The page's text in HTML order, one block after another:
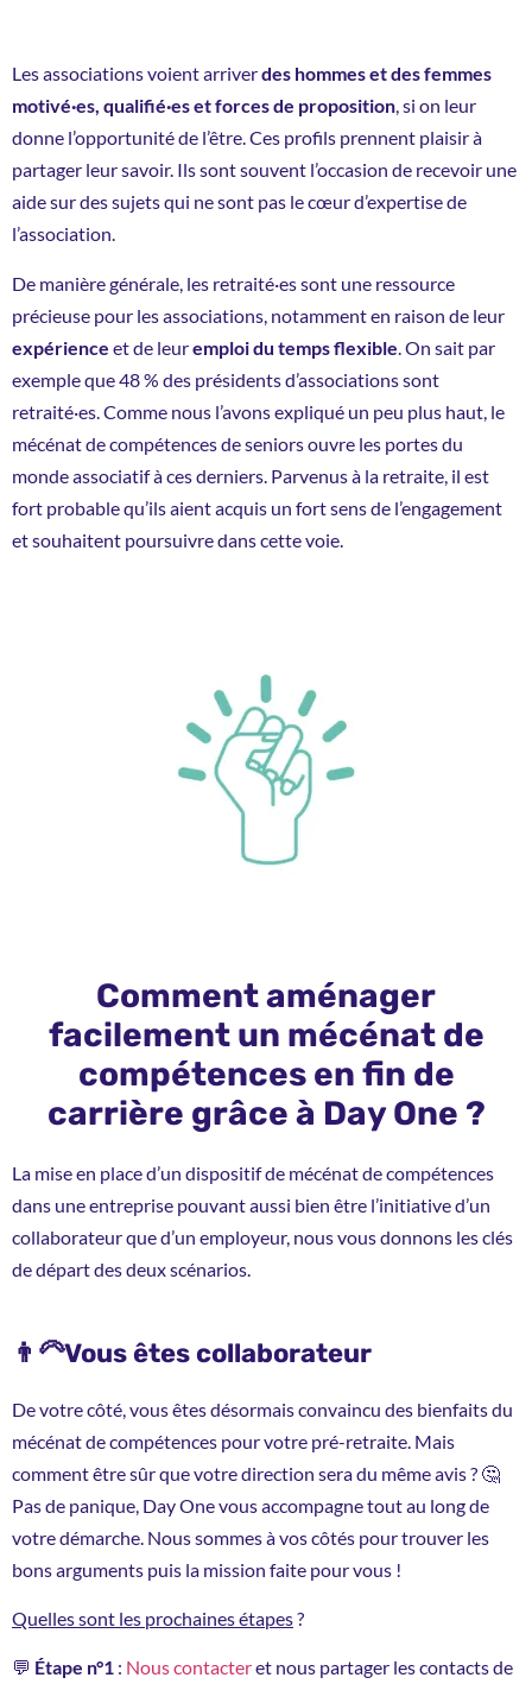
Les associations voient arriverdes hommes et des femmes
motivé·es, qualifié·es et forces de proposition, si on leur
donne l’opportunité de l’être. Ces profils prennent plaisir à
partager leur savoir. Ils sont souvent l’occasion de recevoir une
aide sur des sujets qui ne sont pas le cœur d’expertise de
l’association.
De manière générale, les retraité·es sont une ressource
précieuse pour les associations, notamment en raison de leur
expérience et de leuremploi du temps flexible. On sait par
exemple que 48 % des présidents d’associations sont
retraité·es. Comme nous l’avons expliqué un peu plus haut, le
mécénat de compétences de seniors ouvre les portes du
monde associatif à ces derniers. Parvenus à la retraite, il est
fort probable qu’ils aient acquis un fort sens de l’engagement
et souhaitent poursuivre dans cette voie.
Comment aménager
facilement un mécénat de
compétences en fin de
carrière grâce à Day One ?
La mise en place d’un dispositif de mécénat de compétences
dans une entreprise pouvant aussi bien être l’initiative d’un
collaborateur que d’un employeur, nous vous donnons les clés
de départ des deux scénarios.
👨‍🦳Vous êtes collaborateur
De votre côté, vous êtes désormais convaincu des bienfaits du
mécénat de compétences pour votre pré-retraite. Mais
comment être sûr que votre direction sera du même avis ? 🤔
Pas de panique, Day One vous accompagne tout au long de
votre démarche. Nous sommes à vos côtés pour trouver les
bons arguments puis la mission faite pour vous !
Quelles sont les prochaines étapes?
💬 Étape n°1 : Nous contacteret nous partager les contacts de